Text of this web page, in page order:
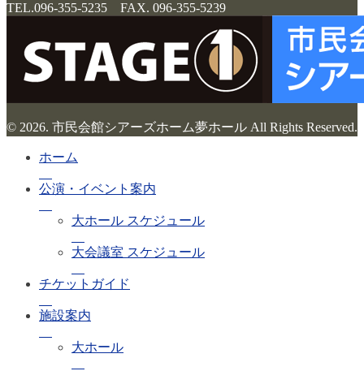
TEL.096-355-5235 FAX. 096-355-5239
© 2026. 市民会館シアーズホーム夢ホール All Rights Reserved.
ホーム
公演・イベント案内
大ホール スケジュール
大会議室 スケジュール
チケットガイド
施設案内
大ホール